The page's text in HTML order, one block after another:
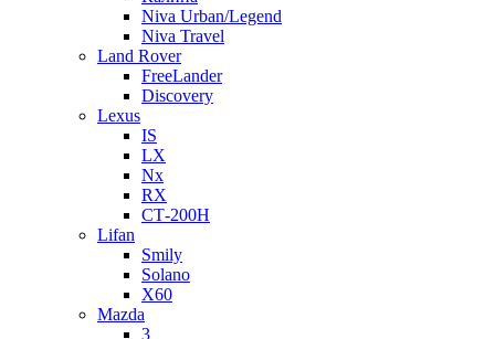
Niva Urban/Legend
Niva Travel
Land Rover
FreeLander
Discovery
Lexus
IS
LX
Nx
RX
СТ-200H
Lifan
Smily
Solano
X60
Mazda
3